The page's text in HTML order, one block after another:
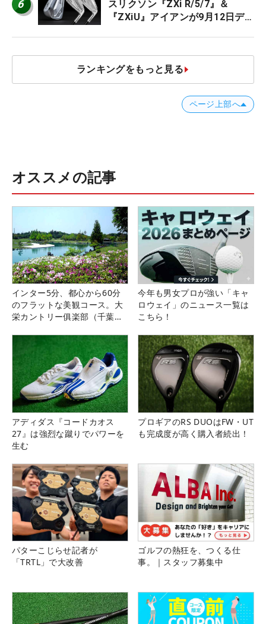
6
スリクソン『ZXi R/5/7』＆
『ZXiU』アイアンが9月12日デ
ランキングをもっと見る
ページ上部へ
オススメの記事
インター5分、都心から60分
のフラットな美観コース。大
栄カントリー俱楽部（千葉
今年も男女プロが強い「キャ
ロウェイ」のニュース一覧は
こちら！
アディダス『コードカオス
27』は強烈な蹴りでパワーを
生む
プロギアのRS DUOはFW・UT
も完成度が高く購入者続出！
パターこじらせ記者が
「TRTL」で大改善
ゴルフの熱狂を、つくる仕
事。｜スタッフ募集中